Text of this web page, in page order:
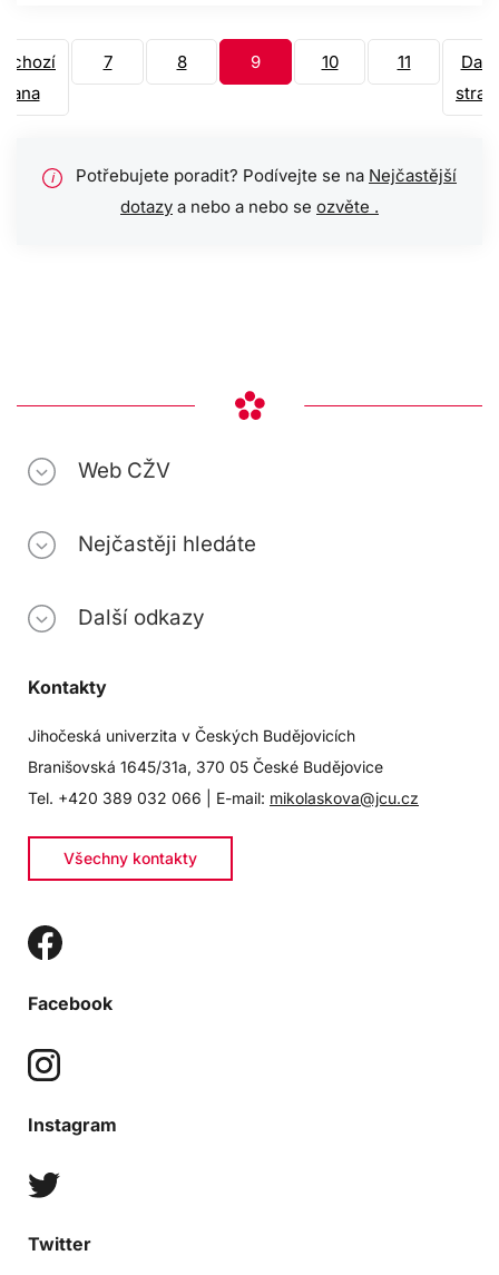
7 8 9 10 11
Další
i Potřebujete poradit? Podívejte se na Nejčastější
dotazy a nebo a nebo se ozvěte .
Web CŽV
Nejčastěji hledáte
Další odkazy
Kontakty
Jihočeská univerzita v Českých Budějovicích
Branišovská 1645/31a, 370 05 České Budějovice
Tel. +420 389 032 066 | E-mail: mikolaskova@jcu.cz
Všechny kontakty
Facebook
Instagram
Twitter